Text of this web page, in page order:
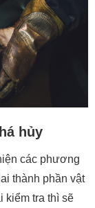
hủy
các phương
thành phần vật
kiểm tra thì sẽ